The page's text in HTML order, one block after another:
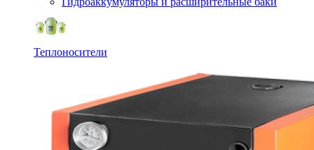
Теплоносители